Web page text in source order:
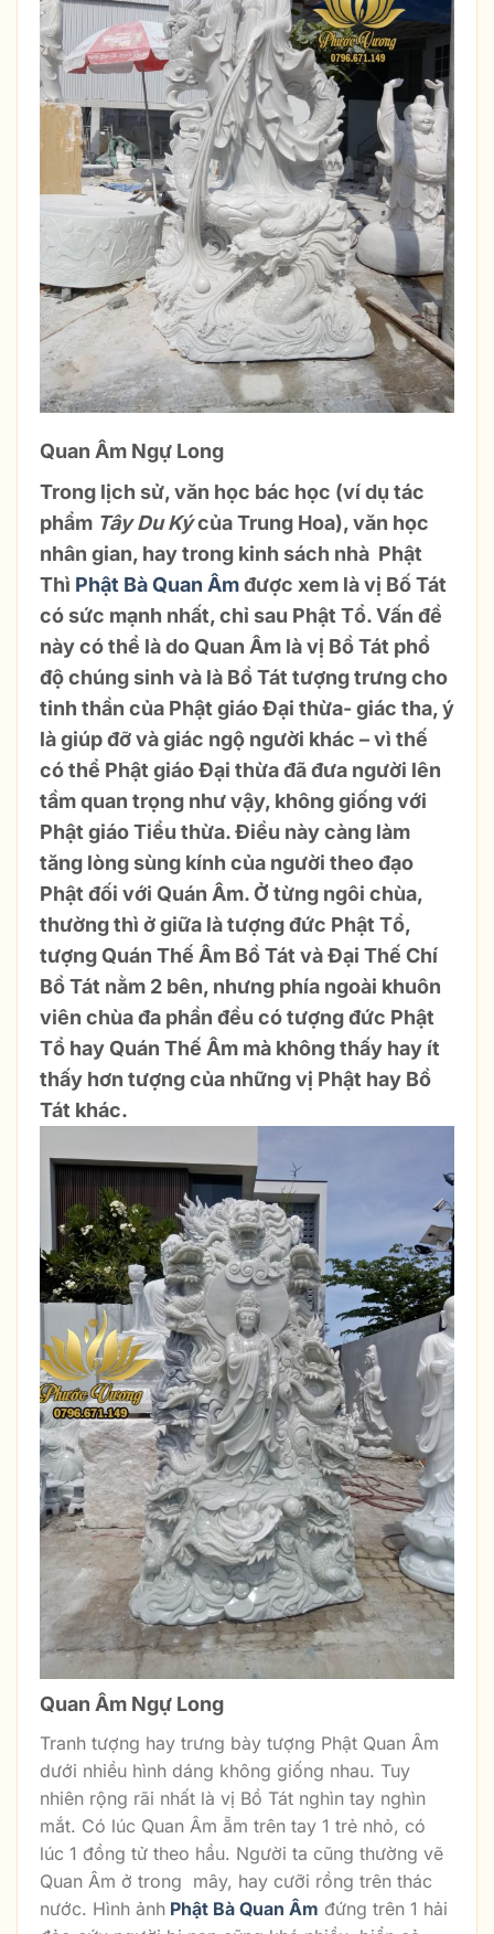
Quan Âm Ngự Long
Trong lịch sử, văn học bác học (ví dụ tác
phẩm Tây Du Kýcủa Trung Hoa), văn học
nhân gian, hay trong kinh sách nhà Phật
Thì Phật Bà Quan Âmđược xem là vị Bố Tát
có sức mạnh nhất, chỉ sau Phật Tổ. Vấn đề
này có thể là do Quan Âm là vị Bồ Tát phổ
độ chúng sinh và là Bồ Tát tượng trưng cho
tinh thần của Phật giáo Đại thừa- giác tha, ý
là giúp đỡ và giác ngộ người khác – vì thế
có thể Phật giáo Đại thừa đã đưa người lên
tầm quan trọng như vậy, không giống với
Phật giáo Tiểu thừa. Điều này càng làm
tăng lòng sùng kính của người theo đạo
Phật đối với Quán Âm. Ở từng ngôi chùa,
thường thì ở giữa là tượng đức Phật Tổ,
tượng Quán Thế Âm Bồ Tát và Đại Thế Chí
Bồ Tát nằm 2 bên, nhưng phía ngoài khuôn
viên chùa đa phần đều có tượng đức Phật
Tổ hay Quán Thế Âm mà không thấy hay ít
thấy hơn tượng của những vị Phật hay Bồ
Tát khác.
Quan Âm Ngự Long
Tranh tượng hay trưng bày tượng Phật Quan Âm
dưới nhiều hình dáng không giống nhau. Tuy
nhiên rộng rãi nhất là vị Bồ Tát nghìn tay nghìn
mắt. Có lúc Quan Âm ẵm trên tay 1 trẻ nhỏ, có
lúc 1 đồng tử theo hầu. Người ta cũng thường vẽ
Quan Âm ở trong mây, hay cưỡi rồng trên thác
nước. Hình ảnh Phật Bà Quan Âm đứng trên 1 hải